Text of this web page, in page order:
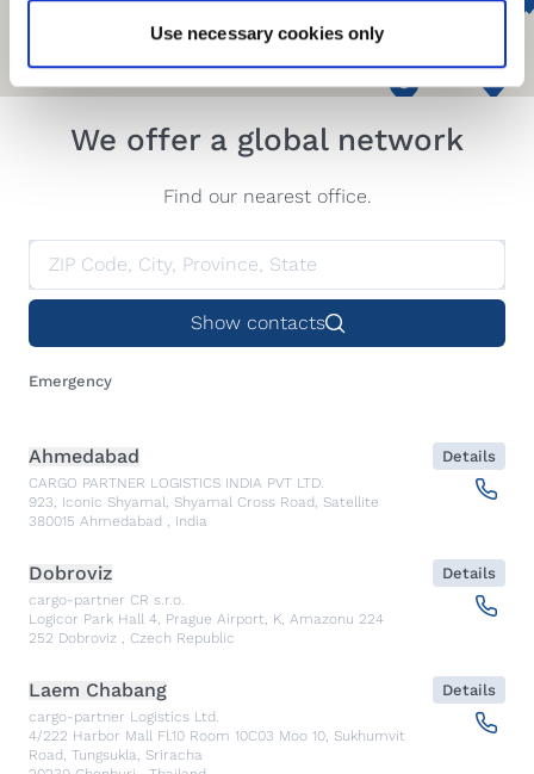
Use necessary cookies only
We offer a global network
Find our nearest office.
Show contacts
Emergency
Ahmedabad
CARGO PARTNER LOGISTICS INDIA PVT LTD.
923, Iconic Shyamal, Shyamal Cross Road, Satellite
380015 Ahmedabad , India
Details
Dobroviz
cargo-partner CR s.r.o.
Logicor Park Hall 4, Prague Airport, K, Amazonu 224
252 Dobroviz , Czech Republic
Details
Laem Chabang
cargo-partner Logistics Ltd.
4/222 Harbor Mall Fl.10 Room 10C03 Moo 10, Sukhumvit
Road, Tungsukla, Sriracha
Details